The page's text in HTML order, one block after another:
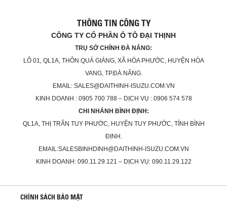
THÔNG TIN CÔNG TY
CÔNG TY CỔ PHẦN Ô TÔ ĐẠI THỊNH
TRỤ SỞ CHÍNH ĐÀ NẴNG:
LÔ 01, QL1A, THÔN QUÁ GIÁNG, XÃ HÒA PHƯỚC, HUYỆN HÒA
VANG, TP.ĐÀ NẴNG.
EMAIL: SALES@DAITHINH-ISUZU.COM.VN
KINH DOANH : 0905 700 788 – DỊCH VỤ : 0906 574 578
CHI NHÁNH BÌNH ĐỊNH:
QL1A, THỊ TRẤN TUY PHƯỚC, HUYỆN TUY PHƯỚC, TỈNH BÌNH
ĐỊNH.
EMAIL:SALESBINHDINH@DAITHINH-ISUZU.COM.VN
KINH DOANH: 090.11.29.121 – DỊCH VỤ: 090.11.29.122
CHÍNH SÁCH BẢO MẬT